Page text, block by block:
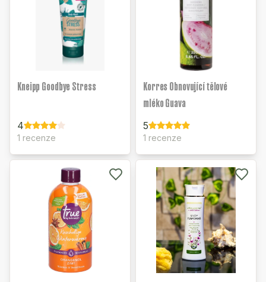
Kneipp Goodbye Stress
4
1 recenze
Korres Obnovující tělové
mléko Guava
5
1 recenze